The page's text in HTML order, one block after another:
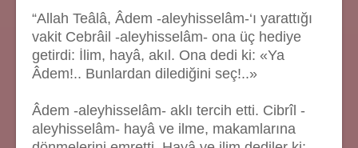
“Allah Teâlâ, Âdem -aleyhisselâm-‘ı yarattığı
vakit Cebrâil -aleyhisselâm- ona üç hediye
getirdi: İlim, hayâ, akıl. Ona dedi ki: «Ya
Âdem!.. Bunlardan dilediğini seç!..»
Âdem -aleyhisselâm- aklı tercih etti. Cibrîl -
aleyhisselâm- hayâ ve ilme, makamlarına